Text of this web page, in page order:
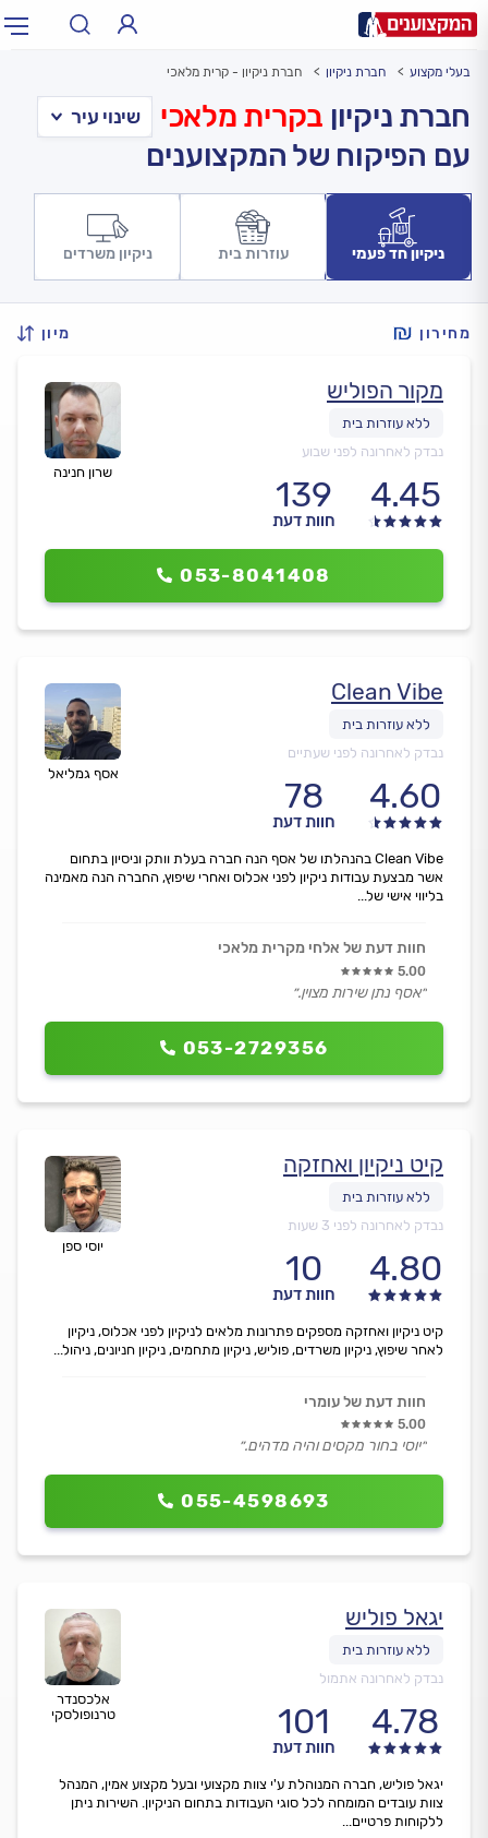
עירעיר: תל אביב, חיפה…
בעלי מקצוע חברת ניקיון חברת ניקיון - קרית מלאכי
חברת ניקיון בקרית מלאכי
עם הפיקוח של המקצוענים
ניקיון חד פעמי עוזרות בית ניקיון משרדים
מחירון מיון
שרון חנינה
מקור הפוליש
נבדק לאחרונה לפני שבוע
4.45
139
חוות דעת
053-8041408
אסף גמליאל
Clean Vibe
נבדק לאחרונה לפני שעתיים
4.60
78
חוות דעת
053-2729356
Clean Vibe בהנהלתו של אסף הנה חברה בעלת וותק וניסיון בתחום
אשר מבצעת עבודות ניקיון לפני אכלוס ואחרי שיפוץ, החברה הנה מאמינה
בליווי אישי של...
חוות דעת של אלחי מקרית מלאכי
5.00
״אסף נתן שירות מצוין.״
יוסי ספן
קיט ניקיון ואחזקה
נבדק לאחרונה לפני 3 שעות
4.80
10
חוות דעת
055-4598693
קיט ניקיון ואחזקה מספקים פתרונות מלאים לניקיון לפני אכלוס, ניקיון
לאחר שיפוץ, ניקיון משרדים, פוליש, ניקיון מתחמים, ניקיון חניונים, ניהול...
חוות דעת של עומרי
5.00
״יוסי בחור מקסים והיה מדהים.״
אלכסנדר
טרנופולסקי
יגאל פוליש
נבדק לאחרונה אתמול
4.78
101
חוות דעת
יגאל פוליש, חברה המנוהלת ע'י צוות מקצועי ובעל מקצוע אמין, המנהל
צוות עובדים המומחה לכל סוגי העבודות בתחום הניקיון. השירות ניתן
ללקוחות פרטיים...